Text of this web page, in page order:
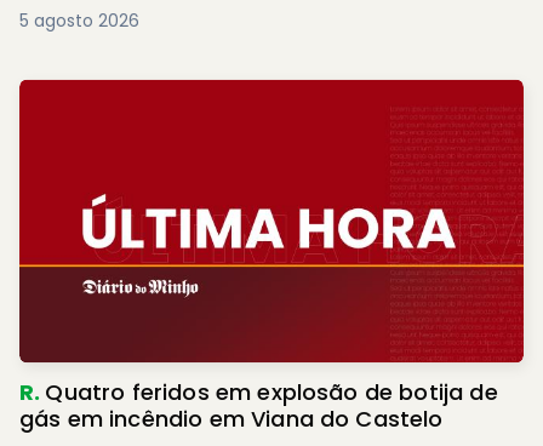
5 agosto 2026
R. Quatro feridos em explosão de botija de
gás em incêndio em Viana do Castelo